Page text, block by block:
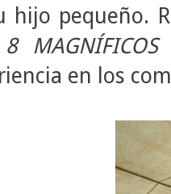
hijo pequeño.
MAGNÍFICOS
en los